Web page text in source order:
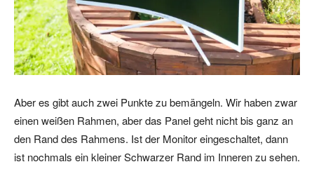
Aber es gibt auch zwei Punkte zu bemängeln. Wir haben zwar
einen weißen Rahmen, aber das Panel geht nicht bis ganz an
den Rand des Rahmens. Ist der Monitor eingeschaltet, dann
ist nochmals ein kleiner Schwarzer Rand im Inneren zu sehen.